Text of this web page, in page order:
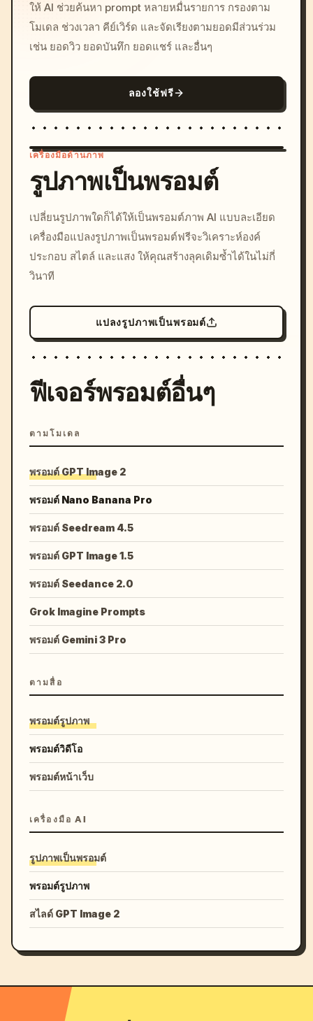
ให้ AI ช่วยค้นหา prompt หลายหมื่นรายการ กรองตาม
โมเดล ช่วงเวลา คีย์เวิร์ด และจัดเรียงตามยอดมีส่วนร่วม
เช่น ยอดวิว ยอดบันทึก ยอดแชร์ และอื่นๆ
ลองใช้ฟรี
c, cyberpunk sunset, neon
colors, 8k --v 6.0
เครื่องมือด้านภาพ
รูปภาพเป็นพรอมต์
เปลี่ยนรูปภาพใดก็ได้ให้เป็นพรอมต์ภาพ AI แบบละเอียด
เครื่องมือแปลงรูปภาพเป็นพรอมต์ฟรีจะวิเคราะห์องค์
ประกอบ สไตล์ และแสง ให้คุณสร้างลุคเดิมซ้ำได้ในไม่กี่
วินาที
แปลงรูปภาพเป็นพรอมต์
ฟีเจอร์พรอมต์อื่นๆ
ตามโมเดล
พรอมต์ GPT Image 2
พรอมต์ Nano Banana Pro
พรอมต์ Seedream 4.5
พรอมต์ GPT Image 1.5
พรอมต์ Seedance 2.0
Grok Imagine Prompts
พรอมต์ Gemini 3 Pro
ตามสื่อ
พรอมต์รูปภาพ
พรอมต์วิดีโอ
พรอมต์หน้าเว็บ
เครื่องมือ AI
รูปภาพเป็นพรอมต์
พรอมต์รูปภาพ
สไลด์ GPT Image 2